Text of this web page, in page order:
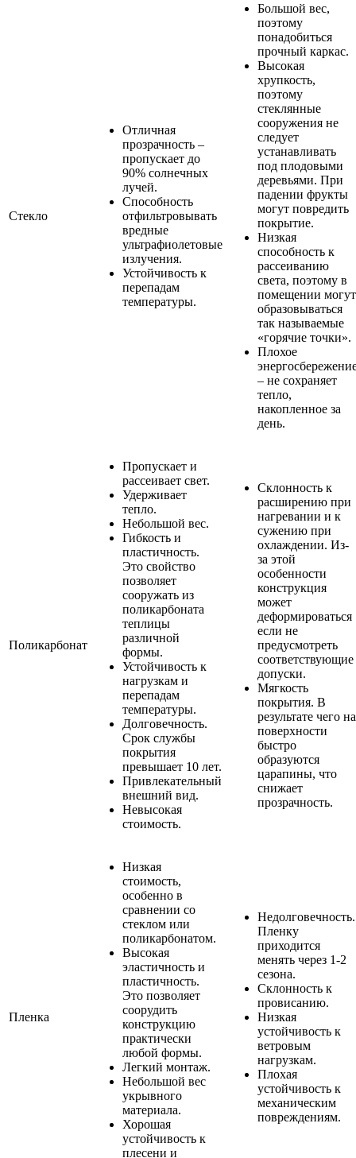
Стекло
Отличная
прозрачность –
пропускает до
90% солнечных
лучей.
Способность
отфильтровывать
вредные
ультрафиолетовые
излучения.
Устойчивость к
перепадам
температуры.
Большой вес,
поэтому
понадобиться
прочный каркас.
Высокая
хрупкость,
поэтому
стеклянные
сооружения не
следует
устанавливать
под плодовыми
деревьями. При
падении фрукты
могут повредить
покрытие.
Низкая
способность к
рассеиванию
света, поэтому в
помещении могут
образовываться
так называемые
«горячие точки».
Плохое
– не сохраняет
тепло,
накопленное за
день.
Поликарбонат
Пропускает и
рассеивает свет.
Удерживает
тепло.
Небольшой вес.
Гибкость и
пластичность.
Это свойство
позволяет
сооружать из
поликарбоната
теплицы
различной
формы.
Устойчивость к
нагрузкам и
перепадам
температуры.
Долговечность.
Срок службы
покрытия
превышает 10 лет.
Привлекательный
внешний вид.
Невысокая
стоимость.
Склонность к
расширению при
нагревании и к
сужению при
охлаждении. Из-
за этой
особенности
конструкция
может
деформироваться
если не
предусмотреть
соответствующие
допуски.
Мягкость
покрытия. В
результате чего на
поверхности
быстро
образуются
царапины, что
снижает
прозрачность.
Пленка
Низкая
стоимость,
особенно в
сравнении со
стеклом или
поликарбонатом.
Высокая
эластичность и
пластичность.
Это позволяет
соорудить
конструкцию
практически
любой формы.
Легкий монтаж.
Небольшой вес
укрывного
материала.
Хорошая
устойчивость к
плесени и
Недолговечность.
Пленку
приходится
менять через 1-2
сезона.
Склонность к
провисанию.
Низкая
устойчивость к
ветровым
нагрузкам.
Плохая
устойчивость к
механическим
повреждениям.